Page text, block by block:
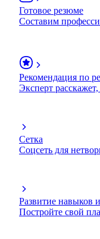
Готовое резюме
Составим
Рекомендация по
Эксперт
Сетка
Соцсеть для
Развитие навыков
Постройте свой